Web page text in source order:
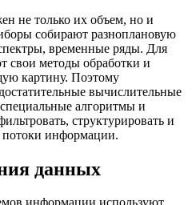
не только их объем, но и
собирают разноплановую
временные ряды. Для
свои методы обработки и
картину. Поэтому
вычислительные
алгоритмы и
структурировать и
потоки информации.
данных